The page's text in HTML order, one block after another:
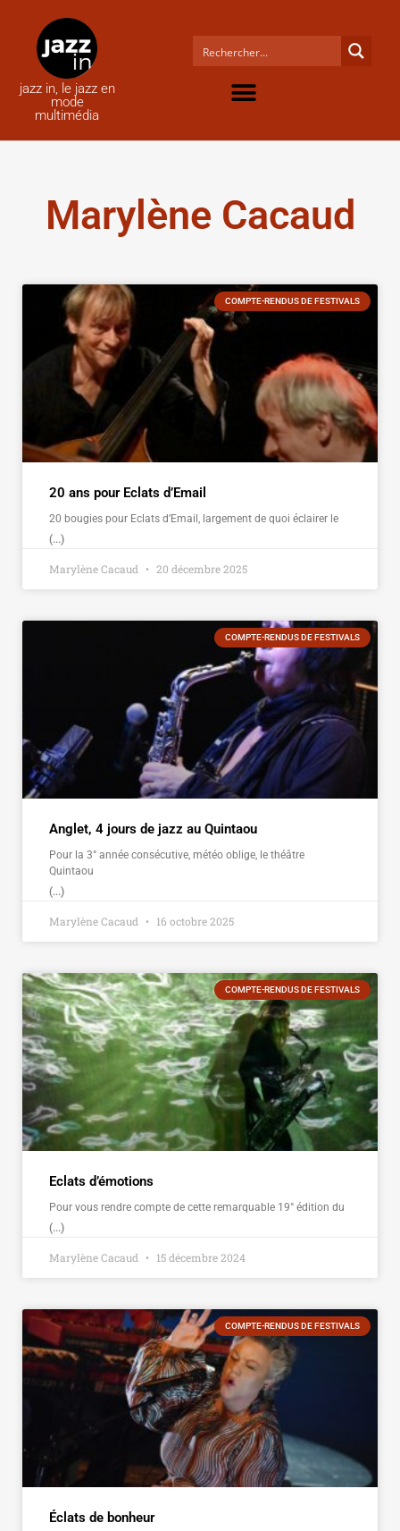
jazz in, le jazz en
mode
multimédia
Marylène Cacaud
COMPTE-RENDUS DE FESTIVALS
20 ans pour Eclats d’Email
20 bougies pour Eclats d’Email, largement de quoi éclairer le
(...)
Marylène Cacaud 20 décembre 2025
COMPTE-RENDUS DE FESTIVALS
Anglet, 4 jours de jazz au Quintaou
Pour la 3° année consécutive, météo oblige, le théâtre
Quintaou
(...)
Marylène Cacaud 16 octobre 2025
COMPTE-RENDUS DE FESTIVALS
Eclats d’émotions
Pour vous rendre compte de cette remarquable 19° édition du
(...)
Marylène Cacaud 15 décembre 2024
COMPTE-RENDUS DE FESTIVALS
Éclats de bonheur